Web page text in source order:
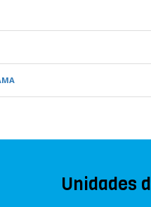
Unidades